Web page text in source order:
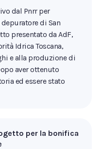
dal Pnrr per
di San
presentato da AdF,
Idrica Toscana,
e alla produzione di
aver ottenuto
ed essere stato
per la bonifica